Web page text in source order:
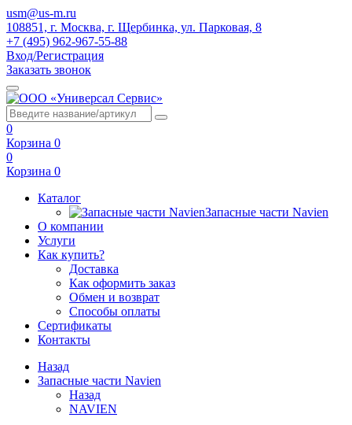
usm@us-m.ru
108851, г. Москва, г. Щербинка, ул. Парковая, 8
+7 (495) 962-967-55-88
Вход/Регистрация
Заказать звонок
0
Корзина 0
0
Корзина 0
Каталог
Запасные части Navien
О компании
Услуги
Как купить?
Доставка
Как оформить заказ
Обмен и возврат
Способы оплаты
Сертификаты
Контакты
Назад
Запасные части Navien
Назад
NAVIEN